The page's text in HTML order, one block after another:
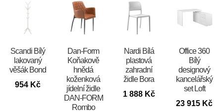
Scandi Bílý
lakovaný
věšák Bond
954 Kč
​​​​​Dan-Form
Koňakově
hnědá
koženková
jídelní židle
DAN-FORM
Rombo
Nardi Bílá
plastová
zahradní
židle Bora
1 888 Kč
Office 360
Bílý
designový
kancelářský
set Loft
23 915 Kč